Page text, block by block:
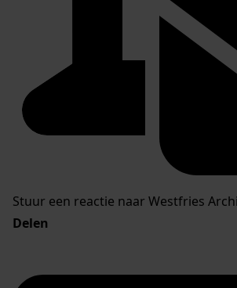
Stuur een reactie naar Westfries
Delen